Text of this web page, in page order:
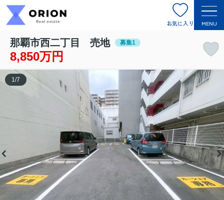
お気に入り MENU
那覇市西二丁目 売地 募集1
8,850万円
1 /7